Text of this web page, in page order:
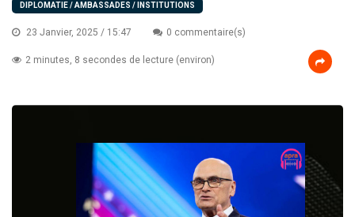
DIPLOMATIE / AMBASSADES / INSTITUTIONS
23 Janvier, 2025 / 15:47 0 commentaire(s)
2 minutes, 8 secondes de lecture (environ)